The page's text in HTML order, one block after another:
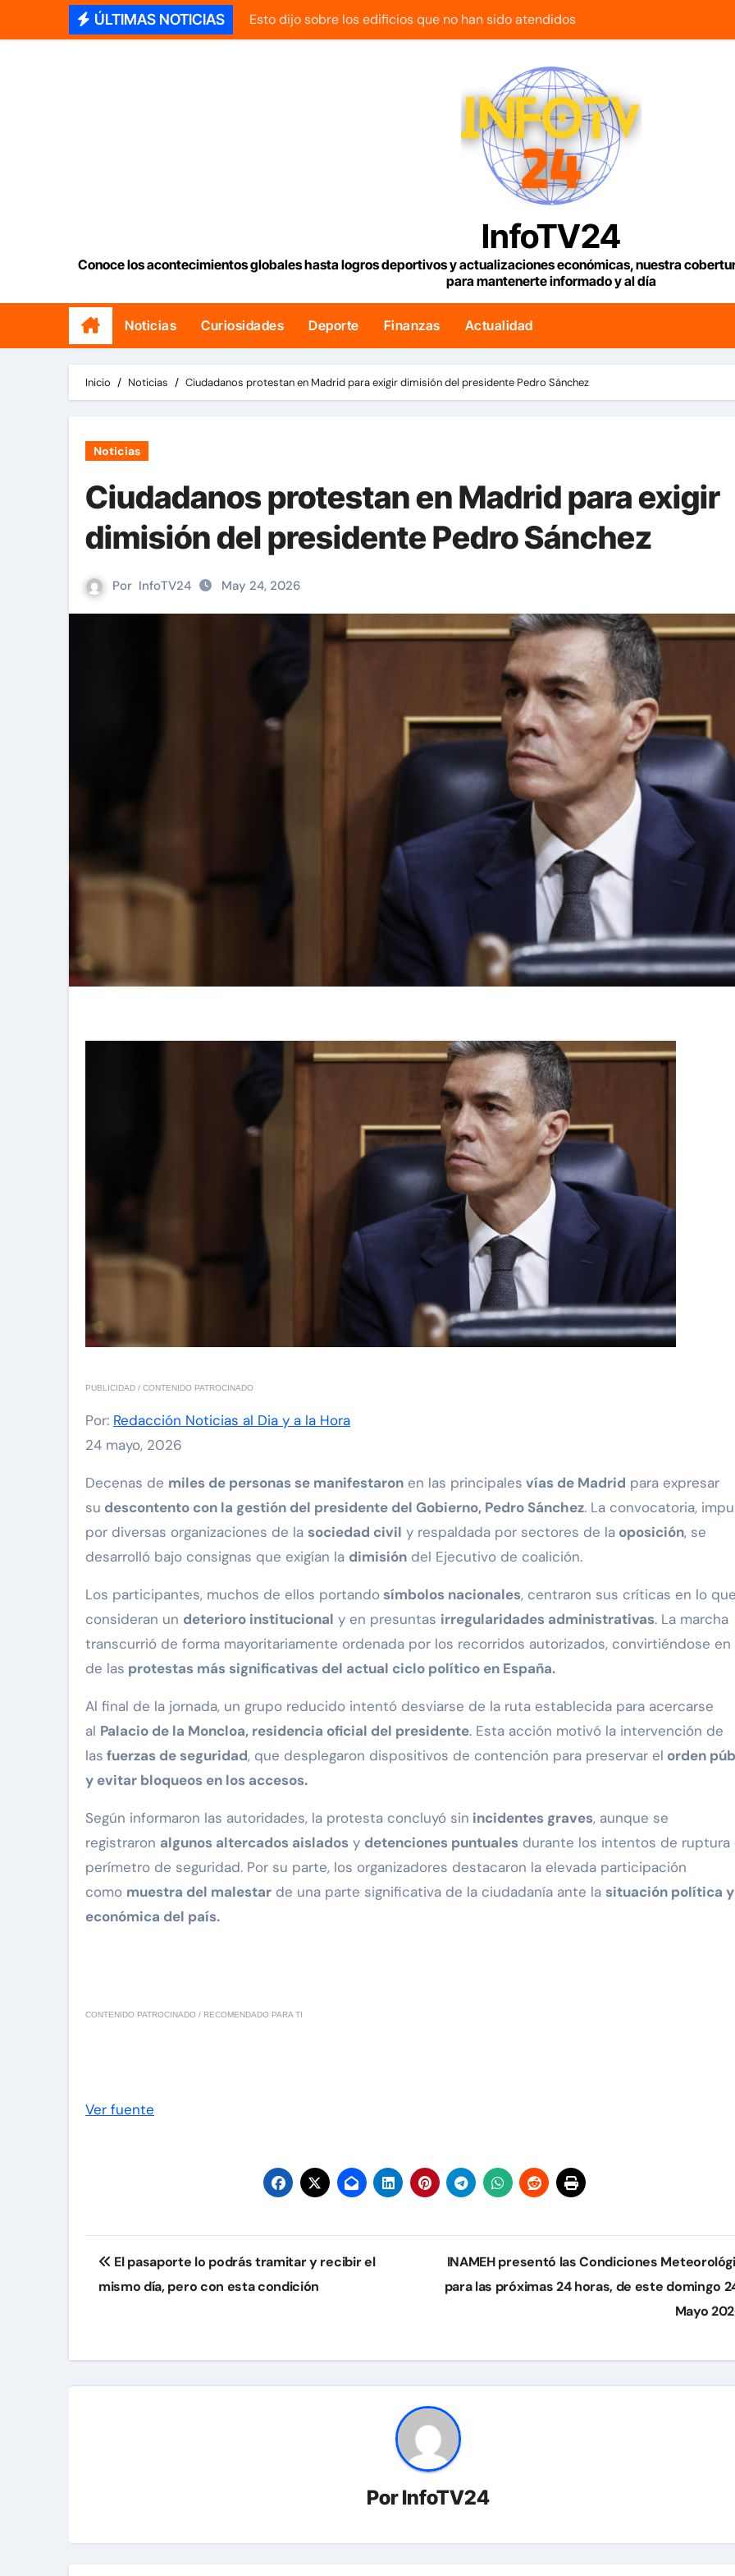
ÚLTIMAS NOTICIAS
Esto dijo sobre los edificios que no han sido atendidos
La historia de una maestra con cáncer que creó una escuelita para niños
El mayor desafío que tenemos es la reinstitucionalización
Senador Rick Scott usó su influencia para acelerar las elecciones en Venezuela
Diosdado Cabello ‘da la bienvenida’ a opositores que llegaron al país para
Delcy Rodríguez anuncia reparación de 13.000 viviendas afectadas por los
Así se cotiza el dólar en Venezuela con fecha valor jueves 6 de agosto de 2026
InfoTV24
Conoce los acontecimientos globales hasta logros deportivos y actualizaciones económicas, nuestra
para mantenerte informado y al día
Noticias Curiosidades Deporte Finanzas Actualidad
Inicio Noticias Ciudadanos protestan en Madrid para exigir dimisión del presidente Pedro Sánchez
Noticias
Ciudadanos protestan en Madrid para exigir
dimisión del presidente Pedro Sánchez
Por InfoTV24 May 24, 2026
PUBLICIDAD / CONTENIDO PATROCINADO
Por: Redacción Noticias al Dia y a la Hora
24 mayo, 2026
Decenas de miles de personas se manifestaron en las principales vías de Madrid para expresar
su descontento con la gestión del presidente del Gobierno, Pedro Sánchez. La convocatoria,
por diversas organizaciones de la sociedad civil y respaldada por sectores de la oposición, se
desarrolló bajo consignas que exigían la dimisión del Ejecutivo de coalición.
Los participantes, muchos de ellos portandosímbolos nacionales, centraron sus críticas en lo
consideran un deterioro institucional y en presuntas irregularidades administrativas. La marcha
transcurrió de forma mayoritariamente ordenada por los recorridos autorizados, convirtiéndose en
de las protestas más significativas del actual ciclo político en España.
Al final de la jornada, un grupo reducido intentó desviarse de la ruta establecida para acercarse
al Palacio de la Moncloa, residencia oficial del presidente. Esta acción motivó la intervención de
las fuerzas de seguridad, que desplegaron dispositivos de contención para preservar el orden
y evitar bloqueos en los accesos.
Según informaron las autoridades, la protesta concluyó sin incidentes graves, aunque se
registraron algunos altercados aislados y detenciones puntuales durante los intentos de ruptura
perímetro de seguridad. Por su parte, los organizadores destacaron la elevada participación
como muestra del malestar de una parte significativa de la ciudadanía ante la situación política y
económica del país.
CONTENIDO PATROCINADO / RECOMENDADO PARA TI
Ver fuente
Navegación
de
El pasaporte lo podrás tramitar y recibir el
mismo día, pero con esta condición
INAMEH presentó las Condiciones
para las próximas 24 horas, de este domingo
Mayo
PorInfoTV24